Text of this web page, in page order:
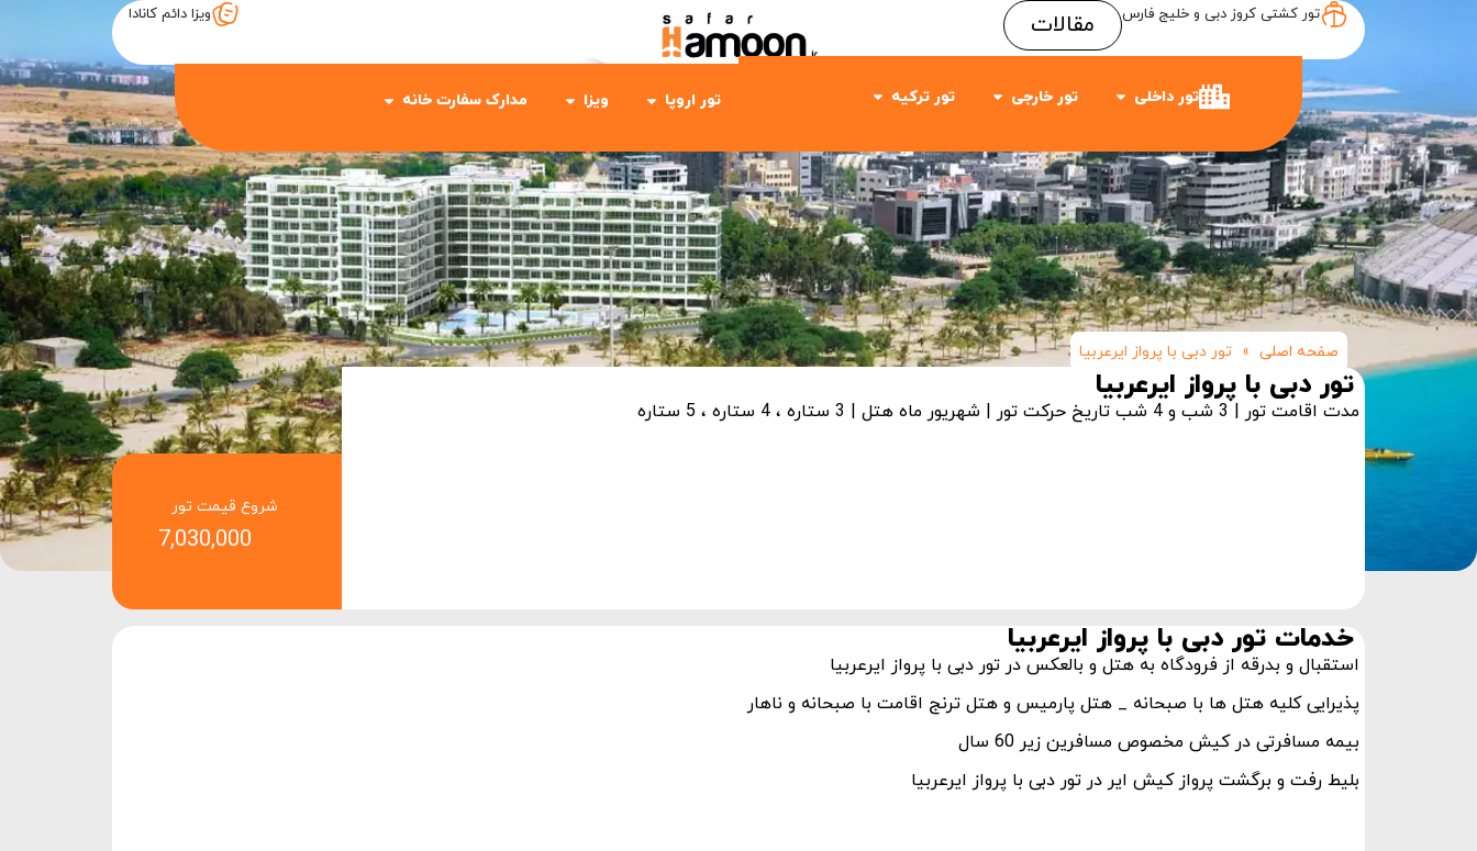
تور کشتی کروز دبی و خلیج فارس مقالات ویزا دائم کانادا
تور داخلی تور خارجی تور ترکیه تور اروپا ویزا مدارک سفارت خانه
Item #1
Item #3
صفحه اصلی » تور دبی با پرواز ایرعربیا
تور دبی با پرواز ایرعربیا
مدت اقامت تور | 3 شب و 4 شب تاریخ حرکت تور | شهریور ماه هتل | 3 ستاره ، 4 ستاره ، 5 ستاره
شروع قیمت تور
خدمات تور دبی با پرواز ایرعربیا
استقبال و بدرقه از فرودگاه به هتل و بالعکس در تور دبی با پرواز ایرعربیا
پذیرایی کلیه هتل ها با صبحانه _ هتل پارمیس و هتل ترنج اقامت با صبحانه و ناهار
بیمه مسافرتی در کیش مخصوص مسافرین زیر 60 سال
بلیط رفت و برگشت پرواز کیش ایر در تور دبی با پرواز ایرعربیا